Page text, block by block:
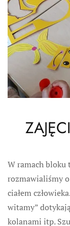
W ramach bloku
rozmawialiśmy
ciałem
witamy”
kolanami itp.